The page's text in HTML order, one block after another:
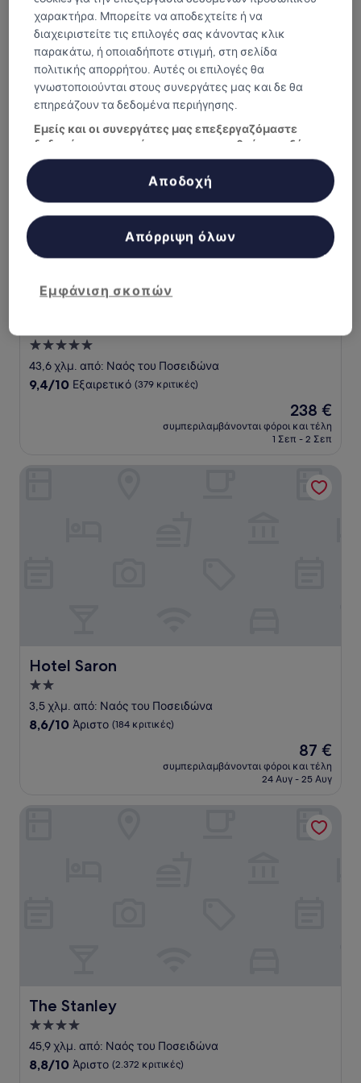
Aegeon Beach Hotel
Aegeon Beach Hotel
Κατάλυμα
με
4.0
αστέρια
0,5 χλμ. από: Ναός του Ποσειδώνα
9.0
στα
10,
Θαυμάσιο,
κριτικές)
9,0/10 Θαυμάσιο (64 κριτικές)
Κατάλυμα
με
5.0
43,6 χλμ. από: Ναός του Ποσειδώνα
9.4
9,4/10 Εξαιρετικό (379 κριτικές)
Η
τιμή
είναι
238 €
συμπεριλαμβάνονται φόροι και τέλη
1 Σεπ - 2 Σεπ
The Athenaeum Luxury Hotel
Hotel Saron
Hotel Saron
Κατάλυμα
με
2.0
3,5 χλμ. από: Ναός του Ποσειδώνα
8.6
8,6/10 Άριστο (184 κριτικές)
Η
τιμή
είναι
87 €
συμπεριλαμβάνονται φόροι και τέλη
24 Αυγ - 25 Αυγ
The Stanley
The Stanley
Κατάλυμα
με
4.0
45,9 χλμ. από: Ναός του Ποσειδώνα
8.8
8,8/10 Άριστο (2.372 κριτικές)
χαρακτήρα. Μπορείτε να αποδεχτείτε ή να
διαχειριστείτε τις επιλογές σας κάνοντας κλικ
παρακάτω, ή οποιαδήποτε στιγμή, στη σελίδα
πολιτικής απορρήτου. Αυτές οι επιλογές θα
γνωστοποιούνται στους συνεργάτες μας και δε θα
επηρεάζουν τα δεδομένα περιήγησης.
Εμείς και οι συνεργάτες μας επεξεργαζόμαστε
δεδομένα προκειμένου να παρασχεθούν τα εξής:
Χρήση επακριβών δεδομένων γεωεντοπισμού. Ακριβής σάρωση
χαρακτηριστικών συσκευής για αναγνώριση ταυτότητας.
Αποθήκευση ή/και πρόσβαση στα δεδομένα μιας συσκευής.
Εξατομικευμένη διαφήμιση και περιεχόμενο, μέτρηση διαφήμισης
Εμφάνιση σκοπών
Απόρριψη όλων
Αποδοχή